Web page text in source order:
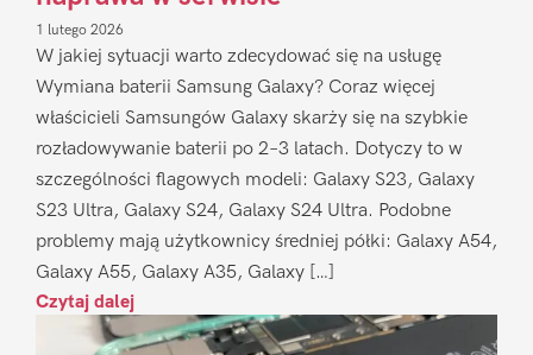
1 lutego 2026
W jakiej sytuacji warto zdecydować się na usługę
Wymiana baterii Samsung Galaxy? Coraz więcej
właścicieli Samsungów Galaxy skarży się na szybkie
rozładowywanie baterii po 2–3 latach. Dotyczy to w
szczególności flagowych modeli: Galaxy S23, Galaxy
S23 Ultra, Galaxy S24, Galaxy S24 Ultra. Podobne
problemy mają użytkownicy średniej półki: Galaxy A54,
Galaxy A55, Galaxy A35, Galaxy […]
Czytaj dalej